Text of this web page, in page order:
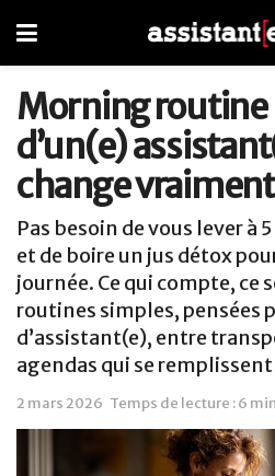
Morning routine
d’un(e)
change
Pas besoin de vous lever à
et de boire un jus détox
journée. Ce qui compte, ce
routines simples, pensées
d’assistant(e), entre
agendas qui se
2 mars 2026 Temps de lecture : 6